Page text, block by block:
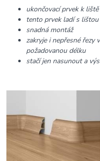
ukončovací prvek k
tento prvek ladí s
snadná montáž
zakryje i nepřesné řezy
požadovanou délku
stačí jen nasunout a